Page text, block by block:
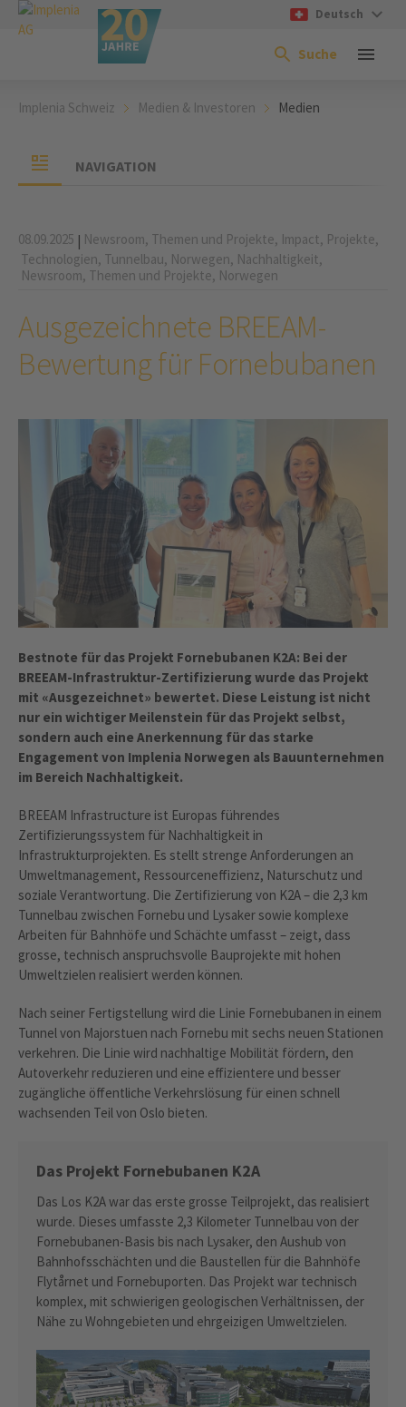
Deutsch
Suche
Implenia Schweiz Medien & Investoren Medien
NAVIGATION
08.09.2025 | Newsroom, Themen und Projekte, Impact, Projekte,
Technologien, Tunnelbau, Norwegen, Nachhaltigkeit,
Newsroom, Themen und Projekte, Norwegen
Ausgezeichnete BREEAM-
Bewertung für Fornebubanen
Bestnote für das Projekt Fornebubanen K2A: Bei der
BREEAM-Infrastruktur-Zertifizierung wurde das Projekt
mit «Ausgezeichnet» bewertet. Diese Leistung ist nicht
nur ein wichtiger Meilenstein für das Projekt selbst,
sondern auch eine Anerkennung für das starke
Engagement von Implenia Norwegen als Bauunternehmen
im Bereich Nachhaltigkeit.
BREEAM Infrastructure ist Europas führendes
Zertifizierungssystem für Nachhaltigkeit in
Infrastrukturprojekten. Es stellt strenge Anforderungen an
Umweltmanagement, Ressourceneffizienz, Naturschutz und
soziale Verantwortung. Die Zertifizierung von K2A – die 2,3 km
Tunnelbau zwischen Fornebu und Lysaker sowie komplexe
Arbeiten für Bahnhöfe und Schächte umfasst – zeigt, dass
grosse, technisch anspruchsvolle Bauprojekte mit hohen
Umweltzielen realisiert werden können.
Nach seiner Fertigstellung wird die Linie Fornebubanen in einem
Tunnel von Majorstuen nach Fornebu mit sechs neuen Stationen
verkehren. Die Linie wird nachhaltige Mobilität fördern, den
Autoverkehr reduzieren und eine effizientere und besser
zugängliche öffentliche Verkehrslösung für einen schnell
wachsenden Teil von Oslo bieten.
Das Projekt Fornebubanen K2A
Das Los K2A war das erste grosse Teilprojekt, das realisiert
wurde. Dieses umfasste 2,3 Kilometer Tunnelbau von der
Fornebubanen-Basis bis nach Lysaker, den Aushub von
Bahnhofsschächten und die Baustellen für die Bahnhöfe
Flytårnet und Fornebuporten. Das Projekt war technisch
komplex, mit schwierigen geologischen Verhältnissen, der
Nähe zu Wohngebieten und ehrgeizigen Umweltzielen.